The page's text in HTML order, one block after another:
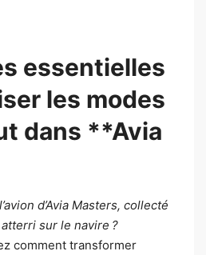
essentielles
les modes
dans **Avia
d’Avia Masters, collecté
sur le navire ?
comment transformer